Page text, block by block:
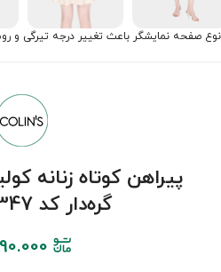
نوع صفحه نمایشگر باعث تغییر درجه تیرگی
گره‌دار کد CL1073347